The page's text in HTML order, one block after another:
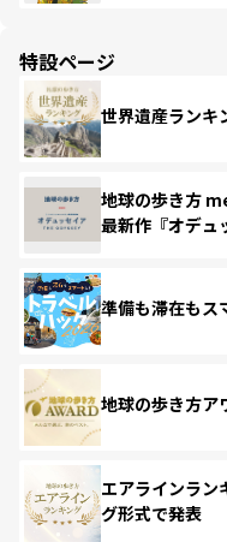
特設ページ
世界遺産ランキ
地球の歩き方
最新作『オデュ
準備も滞在も
地球の歩き方ア
エアラインラ
グ形式で発表